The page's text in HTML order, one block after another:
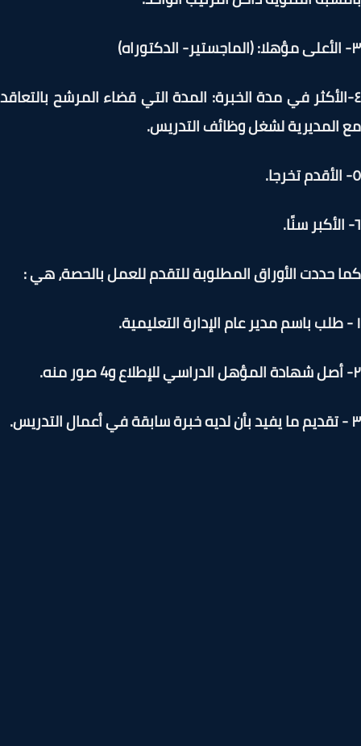
في مدة الخبرة: المدة التي قضاء المرشح بالتعاقد
لشغل وظائف التدريس.
حددت الأوراق المطلوبة للتقدم للعمل بالحصة، هي :